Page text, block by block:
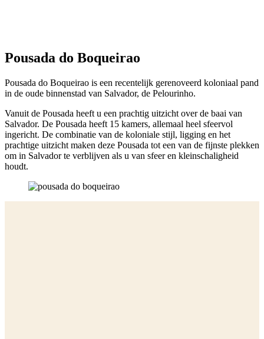
Pousada do Boqueirao
Pousada do Boqueirao is een recentelijk gerenoveerd koloniaal pand
in de oude binnenstad van Salvador, de Pelourinho.
Vanuit de Pousada heeft u een prachtig uitzicht over de baai van
Salvador. De Pousada heeft 15 kamers, allemaal heel sfeervol
ingericht. De combinatie van de koloniale stijl, ligging en het
prachtige uitzicht maken deze Pousada tot een van de fijnste plekken
om in Salvador te verblijven als u van sfeer en kleinschaligheid
houdt.